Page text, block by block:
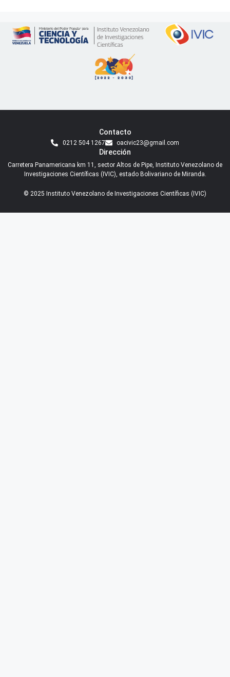
Contacto
0212 504 1267 oacivic23@gmail.com
Dirección
Carretera Panamericana km 11, sector Altos de Pipe, Instituto Venezolano de
Investigaciones Científicas (IVIC), estado Bolivariano de Miranda.
© 2025 Instituto Venezolano de Investigaciones Científicas (IVIC)